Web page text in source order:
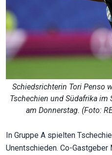
Schiedsrichterin Tori Penso
Tschechien und Südafrika im
am Donnerstag. (Foto:
In Gruppe A spielten
Unentschieden. Co-